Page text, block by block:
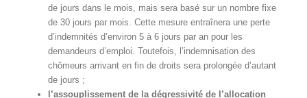
de jours dans le mois, mais sera basé sur un nombre fixe
de 30 jours par mois. Cette mesure entraînera une perte
d’indemnités d’environ 5 à 6 jours par an pour les
demandeurs d’emploi. Toutefois, l’indemnisation des
chômeurs arrivant en fin de droits sera prolongée d’autant
de jours ;
l’assouplissement de la dégressivité de l’allocation